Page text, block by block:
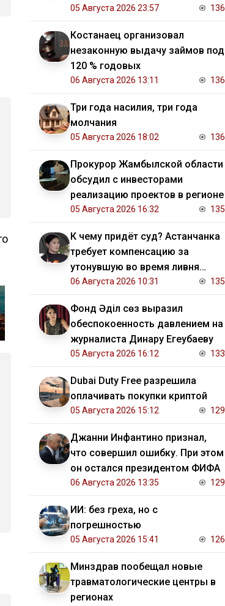
05 Августа 2026 23:57 136
Костанаец организовал
незаконную выдачу займов под
120 % годовых
06 Августа 2026 13:11 136
Три года насилия, три года
молчания
05 Августа 2026 18:02 136
Прокурор Жамбылской области
обсудил с инвесторами
реализацию проектов в регионе
05 Августа 2026 16:32 135
К чему придёт суд? Астанчанка
требует компенсацию за
утонувшую во время ливня
иномарку
06 Августа 2026 10:31 135
Фонд Әділ сөз выразил
обеспокоенность давлением на
журналиста Динару Егеубаеву
05 Августа 2026 16:12 133
Dubai Duty Free разрешила
оплачивать покупки криптой
05 Августа 2026 15:12 129
Джанни Инфантино признал,
что совершил ошибку. При этом
он остался президентом ФИФА
06 Августа 2026 13:35 129
ИИ: без греха, но с
погрешностью
05 Августа 2026 15:41 126
Минздрав пообещал новые
травматологические центры в
регионах